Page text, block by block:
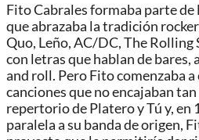
Fito Cabrales formaba parte de
que abrazaba la tradición
Quo, Leño, AC/DC, The Rolling
con letras que hablan de bares,
and roll. Pero Fito comenzaba
canciones que no encajaban
repertorio de Platero y Tú y, en
paralela a su banda de origen,